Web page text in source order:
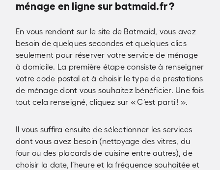
ménage en ligne sur batmaid.fr ?
En vous rendant sur le site de Batmaid, vous avez
besoin de quelques secondes et quelques clics
seulement pour réserver votre service de ménage
à domicile. La première étape consiste à renseigner
votre code postal et à choisir le type de prestations
de ménage dont vous souhaitez bénéficier. Une fois
tout cela renseigné, cliquez sur « C’est parti ! ».
Il vous suffira ensuite de sélectionner les services
dont vous avez besoin (nettoyage des vitres, du
four ou des placards de cuisine entre autres), de
choisir la date, l’heure et la fréquence souhaitée et